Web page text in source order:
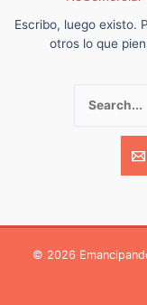
Escribo, luego existo.
otros lo que
© 2026